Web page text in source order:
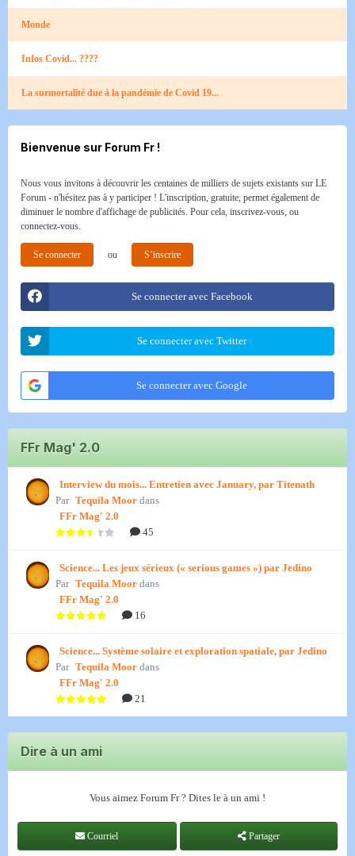
Monde
Infos Covid... ????
La surmortalité due à la pandémie de Covid 19...
Bienvenue sur Forum Fr !
Nous vous invitons à découvrir les centaines de milliers de sujets existants sur LE
Forum - n'hésitez pas à y participer ! L'inscription, gratuite, permet également de
diminuer le nombre d'affichage de publicités. Pour cela, inscrivez-vous, ou
connectez-vous.
Se connecter ou S’inscrire
Se connecter avec Facebook
Se connecter avec Twitter
Se connecter avec Google
FFr Mag' 2.0
Interview du mois... Entretien avec January, par Titenath
Par Tequila Moor dans
FFr Mag' 2.0
45
Science... Les jeux sérieux (« serious games ») par Jedino
Par Tequila Moor dans
FFr Mag' 2.0
16
Science... Système solaire et exploration spatiale, par Jedino
Par Tequila Moor dans
FFr Mag' 2.0
21
Dire à un ami
Vous aimez Forum Fr ? Dites le à un ami !
Courriel Partager